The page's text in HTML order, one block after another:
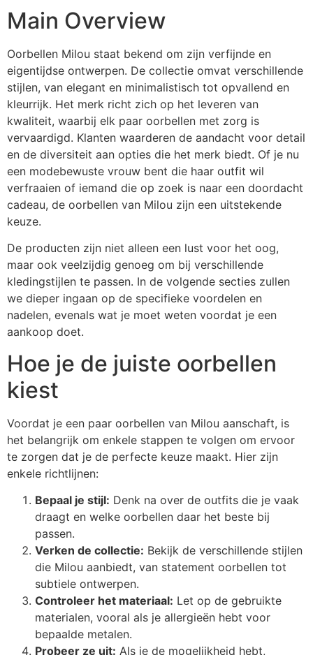
Main Overview
Oorbellen Milou staat bekend om zijn verfijnde en
eigentijdse ontwerpen. De collectie omvat verschillende
stijlen, van elegant en minimalistisch tot opvallend en
kleurrijk. Het merk richt zich op het leveren van
kwaliteit, waarbij elk paar oorbellen met zorg is
vervaardigd. Klanten waarderen de aandacht voor detail
en de diversiteit aan opties die het merk biedt. Of je nu
een modebewuste vrouw bent die haar outfit wil
verfraaien of iemand die op zoek is naar een doordacht
cadeau, de oorbellen van Milou zijn een uitstekende
keuze.
De producten zijn niet alleen een lust voor het oog,
maar ook veelzijdig genoeg om bij verschillende
kledingstijlen te passen. In de volgende secties zullen
we dieper ingaan op de specifieke voordelen en
nadelen, evenals wat je moet weten voordat je een
aankoop doet.
Hoe je de juiste oorbellen
kiest
Voordat je een paar oorbellen van Milou aanschaft, is
het belangrijk om enkele stappen te volgen om ervoor
te zorgen dat je de perfecte keuze maakt. Hier zijn
enkele richtlijnen:
Bepaal je stijl: Denk na over de outfits die je vaak
draagt en welke oorbellen daar het beste bij
passen.
Verken de collectie: Bekijk de verschillende stijlen
die Milou aanbiedt, van statement oorbellen tot
subtiele ontwerpen.
Controleer het materiaal: Let op de gebruikte
materialen, vooral als je allergieën hebt voor
bepaalde metalen.
Probeer ze uit: Als je de mogelijkheid hebt,